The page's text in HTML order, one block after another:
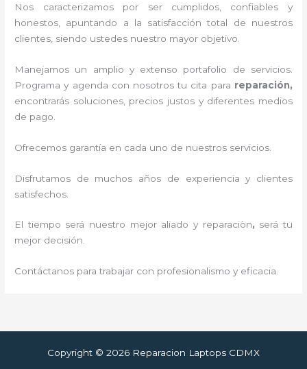
Nos caracterizamos por ser cumplidos, confiables y
honestos, apuntando a la satisfacción total de nuestros
clientes, siendo ustedes nuestro mayor objetivo.
Manejamos un amplio y extenso portafolio de servicios.
Programa y agenda con nosotros tu cita para reparación,
encontrarás soluciones, precios justos y diferentes medios
de pago.
Ofrecemos garantía en cada uno de nuestros servicios.
Disfrutamos de muchos años de experiencia y clientes
satisfechos.
El tiempo será nuestro mejor aliado y reparaciòn, será tu
mejor decisión.
Contáctanos para trabajar con profesionalismo y eficacia.
Copyright © 2026 Reparacion Laptops CDMX